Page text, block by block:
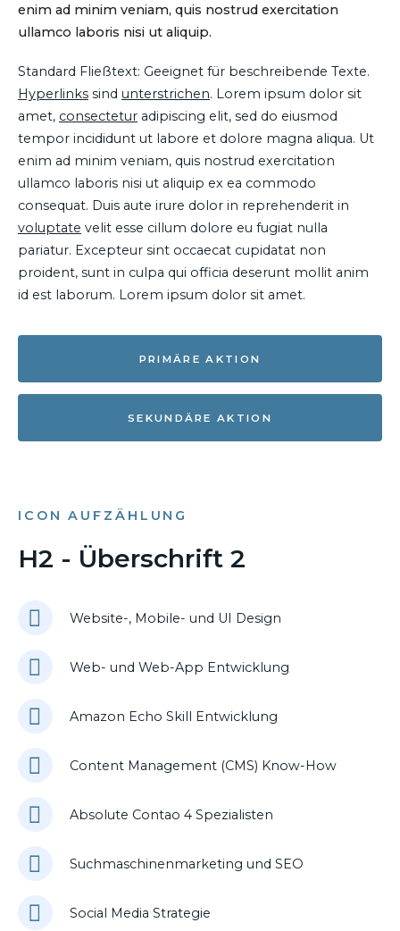
enim ad minim veniam, quis nostrud exercitation
ullamco laboris nisi ut aliquip.
Standard Fließtext: Geeignet für beschreibende Texte.
Hyperlinks sind unterstrichen. Lorem ipsum dolor sit
amet, consectetur adipiscing elit, sed do eiusmod
tempor incididunt ut labore et dolore magna aliqua. Ut
enim ad minim veniam, quis nostrud exercitation
ullamco laboris nisi ut aliquip ex ea commodo
consequat. Duis aute irure dolor in reprehenderit in
voluptate velit esse cillum dolore eu fugiat nulla
pariatur. Excepteur sint occaecat cupidatat non
proident, sunt in culpa qui officia deserunt mollit anim
id est laborum. Lorem ipsum dolor sit amet.
PRIMÄRE AKTION
SEKUNDÄRE AKTION
ICON AUFZÄHLUNG
H2 - Überschrift 2
Website-, Mobile- und UI Design
Web- und Web-App Entwicklung
Amazon Echo Skill Entwicklung
Content Management (CMS) Know-How
Absolute Contao 4 Spezialisten
Suchmaschinenmarketing und SEO
Social Media Strategie